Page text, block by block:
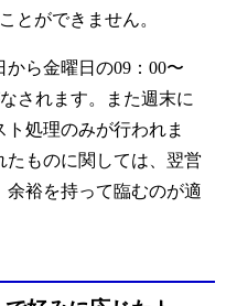
とができません。
ら金曜日の09：00〜
されます。また週末に
処理のみが行われま
ものに関しては、翌営
裕を持って臨むのが適